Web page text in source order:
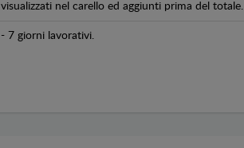
nel carello ed aggiunti prima del totale.
7 giorni lavorativi.